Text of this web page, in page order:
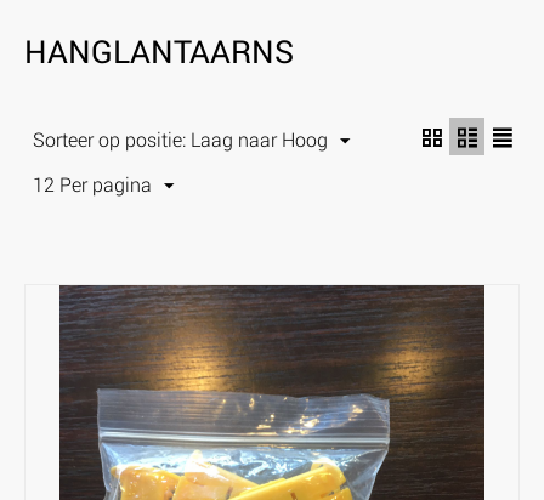
HANGLANTAARNS
Sorteer op positie: Laag naar Hoog
12 Per pagina